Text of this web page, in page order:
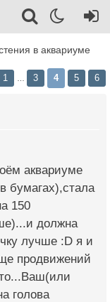
в аквариуме
1 3 4 5 6
аквариуме
бумагах),стала
150
должна
лучше :D я и
продвижений
голова